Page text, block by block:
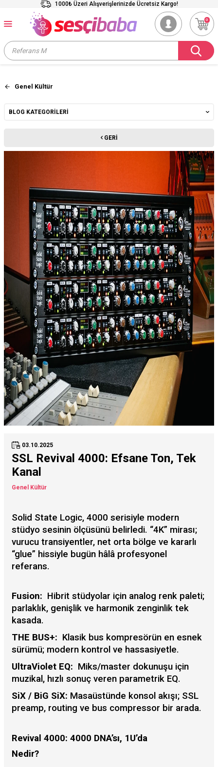
1000₺ Üzeri Alışverişlerinizde Ücretsiz Kargo!
0
Genel Kültür
BLOG KATEGORILERI
GERI
03.10.2025
SSL Revival 4000: Efsane Ton, Tek
Kanal
Genel Kültür
Solid State Logic, 4000 serisiyle modern
stüdyo sesinin ölçüsünü belirledi. “4K” mirası;
vurucu transiyentler, net orta bölge ve kararlı
“glue” hissiyle bugün hâlâ profesyonel
referans.
Fusion: Hibrit stüdyolar için analog renk paleti;
parlaklık, genişlik ve harmonik zenginlik tek
kasada.
THE BUS+: Klasik bus kompresörün en esnek
sürümü; modern kontrol ve hassasiyetle.
UltraViolet EQ: Miks/master dokunuşu için
muzikal, hızlı sonuç veren parametrik EQ.
SiX / BiG SiX: Masaüstünde konsol akışı; SSL
preamp, routing ve bus compressor bir arada.
Revival 4000: 4000 DNA’sı, 1U’da
Nedir?